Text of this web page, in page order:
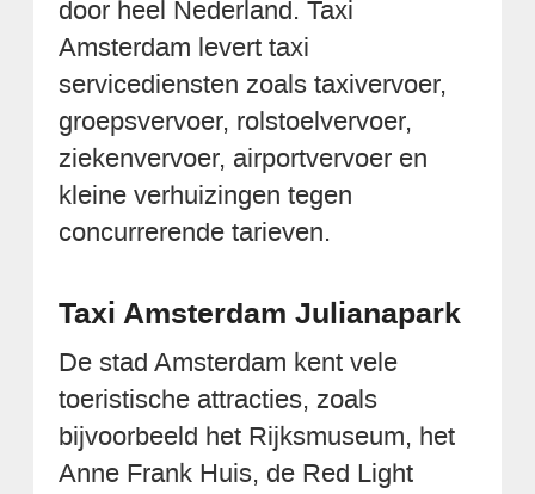
door heel Nederland. Taxi
Amsterdam levert taxi
servicediensten zoals taxivervoer,
groepsvervoer, rolstoelvervoer,
ziekenvervoer, airportvervoer en
kleine verhuizingen tegen
concurrerende tarieven.
Taxi Amsterdam Julianapark
De stad Amsterdam kent vele
toeristische attracties, zoals
bijvoorbeeld het Rijksmuseum, het
Anne Frank Huis, de Red Light